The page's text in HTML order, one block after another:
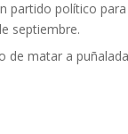
partido político
septiembre.
de matar a